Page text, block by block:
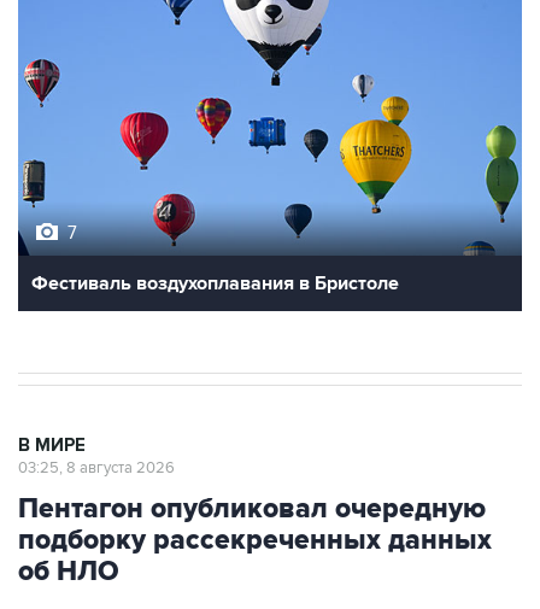
7
Фестиваль воздухоплавания в Бристоле
В МИРЕ
03:25, 8 августа 2026
Пентагон опубликовал очередную
подборку рассекреченных данных
об НЛО